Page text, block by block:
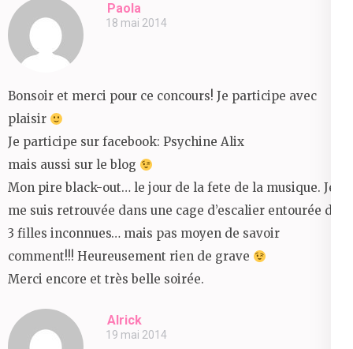
Paola
18 mai 2014
Bonsoir et merci pour ce concours! Je participe avec
plaisir
Je participe sur facebook: Psychine Alix
mais aussi sur le blog
Mon pire black-out… le jour de la fete de la musique. Je
me suis retrouvée dans une cage d’escalier entourée de
3 filles inconnues… mais pas moyen de savoir
comment!!! Heureusement rien de grave
Merci encore et très belle soirée.
Alrick
19 mai 2014